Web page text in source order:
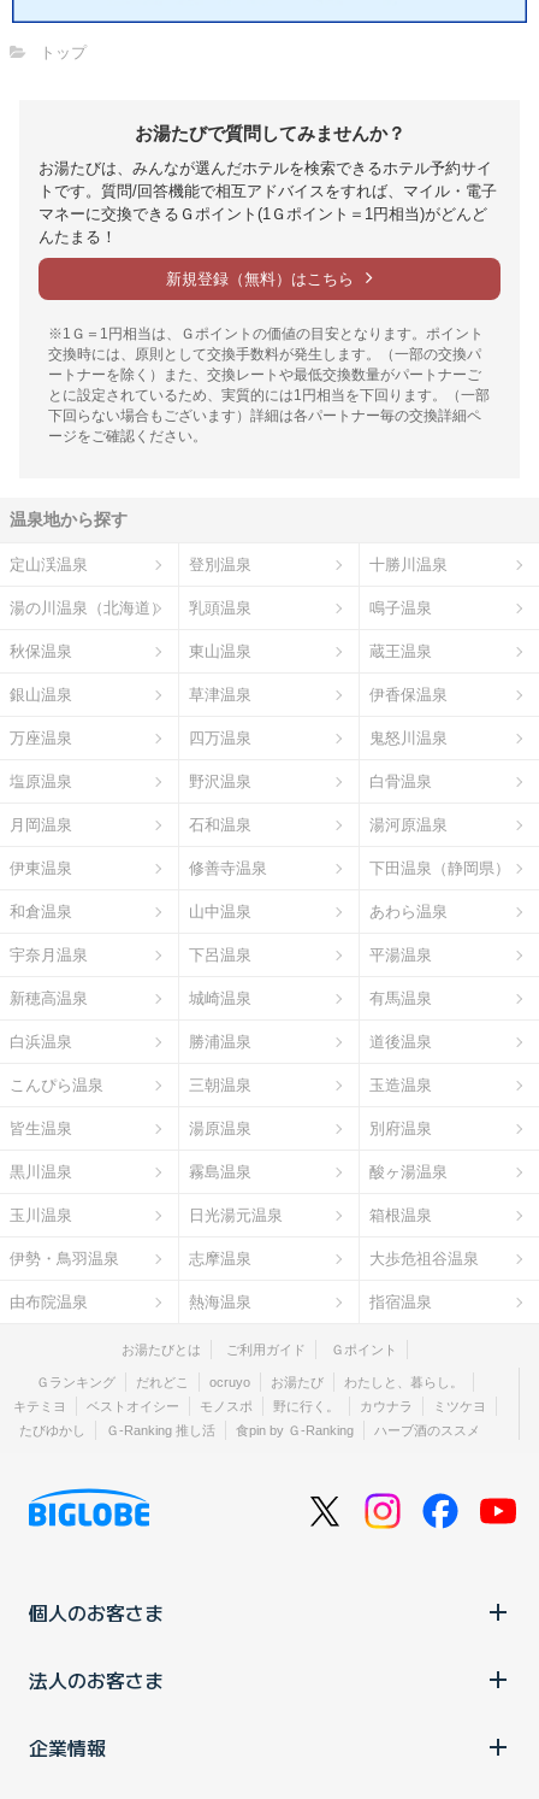
トップ
お湯たびで質問してみませんか？
お湯たびは、みんなが選んだホテルを検索できるホテル予約サイ
トです。質問/回答機能で相互アドバイスをすれば、マイル・電子
マネーに交換できるＧポイント(1Ｇポイント＝1円相当)がどんど
んたまる！
新規登録（無料）はこちら
※1Ｇ＝1円相当は、Ｇポイントの価値の目安となります。ポイント
交換時には、原則として交換手数料が発生します。（一部の交換パ
ートナーを除く）また、交換レートや最低交換数量がパートナーご
とに設定されているため、実質的には1円相当を下回ります。（一部
下回らない場合もございます）詳細は各パートナー毎の交換詳細ペ
ージをご確認ください。
温泉地から探す
定山渓温泉 登別温泉 十勝川温泉
湯の川温泉（北海道） 乳頭温泉 鳴子温泉
秋保温泉 東山温泉 蔵王温泉
銀山温泉 草津温泉 伊香保温泉
万座温泉 四万温泉 鬼怒川温泉
塩原温泉 野沢温泉 白骨温泉
月岡温泉 石和温泉 湯河原温泉
伊東温泉 修善寺温泉 下田温泉（静岡県）
和倉温泉 山中温泉 あわら温泉
宇奈月温泉 下呂温泉 平湯温泉
新穂高温泉 城崎温泉 有馬温泉
白浜温泉 勝浦温泉 道後温泉
こんぴら温泉 三朝温泉 玉造温泉
皆生温泉 湯原温泉 別府温泉
黒川温泉 霧島温泉 酸ヶ湯温泉
玉川温泉 日光湯元温泉 箱根温泉
伊勢・鳥羽温泉 志摩温泉 大歩危祖谷温泉
由布院温泉 熱海温泉 指宿温泉
お湯たびとは ご利用ガイド Ｇポイント
Ｇランキング だれどこ ocruyo お湯たび
わたしと、暮らし。
キテミヨ
ベストオイシー モノスポ 野に行く。 カウナラ
ミツケヨ
たびゆかし
Ｇ-Ranking 推し活 食pin by Ｇ-Ranking ハーブ酒のススメ
個人のお客さま
法人のお客さま
企業情報